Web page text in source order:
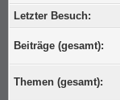
Letzter Besuch:
Beiträge (gesamt):
Themen (gesamt):